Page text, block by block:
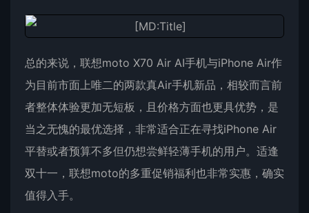
总的来说，联想moto X70 Air AI手机与iPhone Air作
为目前市面上唯二的两款真Air手机新品，相较而言前
者整体体验更加无短板，且价格方面也更具优势，是
当之无愧的最优选择，非常适合正在寻找iPhone Air
平替或者预算不多但仍想尝鲜轻薄手机的用户。适逢
双十一，联想moto的多重促销福利也非常实惠，确实
值得入手。